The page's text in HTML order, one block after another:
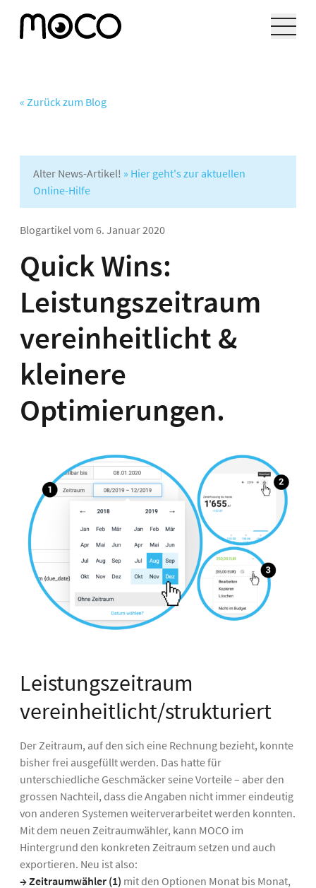
« Zurück zum Blog
Alter News-Artikel! » Hier geht's zur aktuellen
Online-Hilfe
Blogartikel vom 6. Januar 2020
Quick Wins:
Leistungszeitraum
vereinheitlicht &
kleinere
Optimierungen.
Leistungszeitraum
vereinheitlicht/strukturiert
Der Zeitraum, auf den sich eine Rechnung bezieht, konnte
bisher frei ausgefüllt werden. Das hatte für
unterschiedliche Geschmäcker seine Vorteile – aber den
grossen Nachteil, dass die Angaben nicht immer eindeutig
von anderen Systemen weiterverarbeitet werden konnten.
Mit dem neuen Zeitraumwähler, kann MOCO im
Hintergrund den konkreten Zeitraum setzen und auch
exportieren. Neu ist also:
→ Zeitraumwähler (1) mit den Optionen Monat bis Monat,